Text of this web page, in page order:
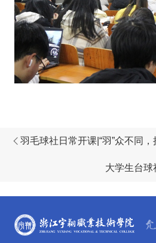
羽毛球社日常开课|“羽”众不同
大学生台球